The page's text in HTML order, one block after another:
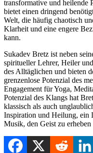
transformative und heilende
bietet einen dringend
Welt, die häufig chaotisch
Klarheit und eine engere
kann.
Sukadev Bretz ist neben
spiritueller Lehrer, Heiler
des Alltäglichen und bieten
grenzenlose Potenzial des
Engagement für Yoga,
Potenzial des Klangs hat
klassisch als auch
Inspiration und Heilung, ein
Musik, den Geist zu